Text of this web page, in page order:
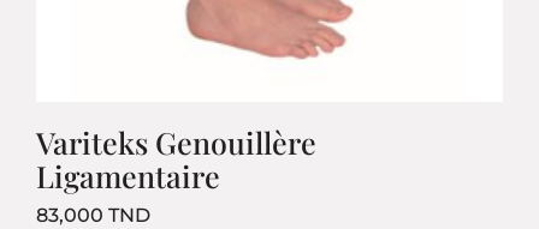
Variteks Genouillère
Ligamentaire
83,000 TNDPrix